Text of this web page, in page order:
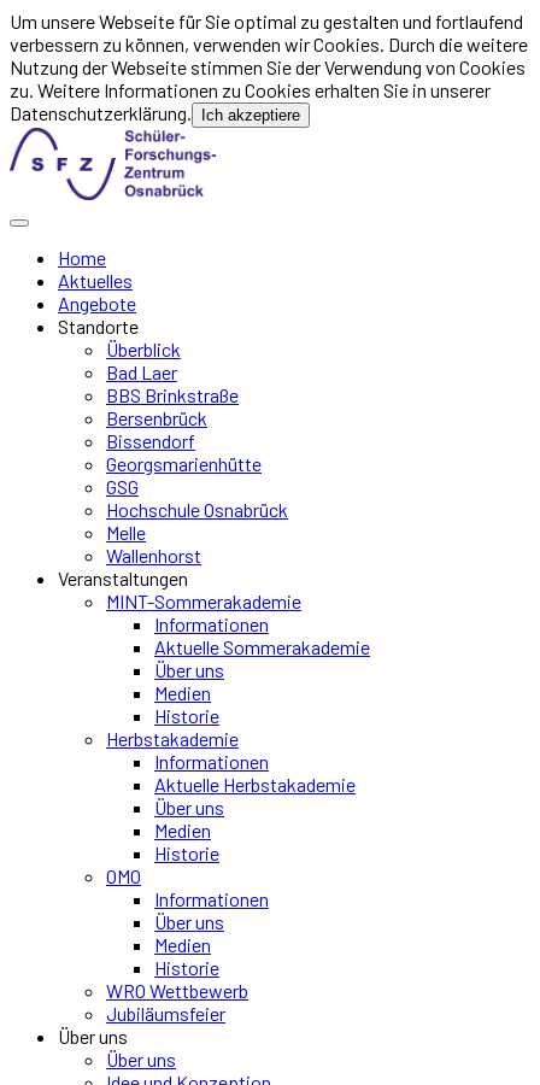
Um unsere Webseite für Sie optimal zu gestalten und fortlaufend
verbessern zu können, verwenden wir Cookies. Durch die weitere
Nutzung der Webseite stimmen Sie der Verwendung von Cookies
zu. Weitere Informationen zu Cookies erhalten Sie in unserer
Datenschutzerklärung.
Ich akzeptiere
Home
Aktuelles
Angebote
Standorte
Überblick
Bad Laer
BBS Brinkstraße
Bersenbrück
Bissendorf
Georgsmarienhütte
GSG
Hochschule Osnabrück
Melle
Wallenhorst
Veranstaltungen
MINT-Sommerakademie
Informationen
Aktuelle Sommerakademie
Über uns
Medien
Historie
Herbstakademie
Informationen
Aktuelle Herbstakademie
Über uns
Medien
Historie
OMO
Informationen
Über uns
Medien
Historie
WRO Wettbewerb
Jubiläumsfeier
Über uns
Über uns